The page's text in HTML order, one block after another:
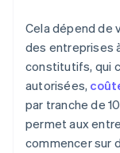
Cela dépend de
des entreprises
constitutifs, qui
autorisées,
par tranche de
permet aux
commencer sur